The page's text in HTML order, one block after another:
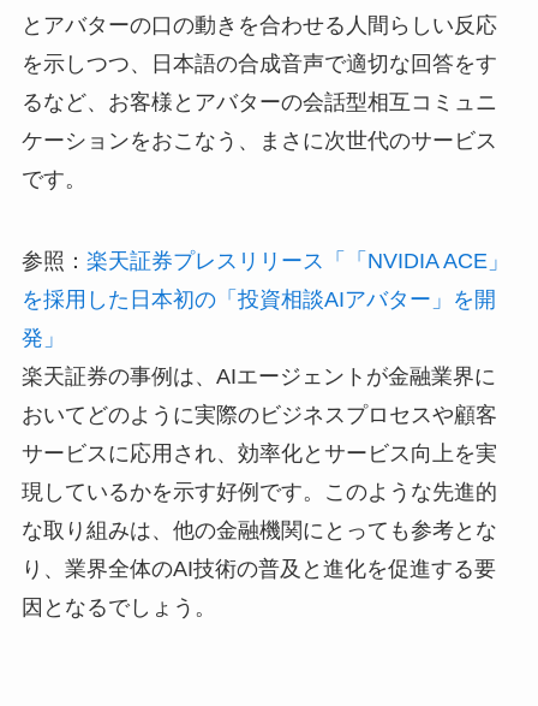
とアバターの口の動きを合わせる人間らしい反応
を示しつつ、日本語の合成音声で適切な回答をす
るなど、お客様とアバターの会話型相互コミュニ
ケーションをおこなう、まさに次世代のサービス
です。
参照： 楽天証券プレスリリース「「NVIDIA ACE」
を採用した日本初の「投資相談AIアバター」を開
発」
楽天証券の事例は、AIエージェントが金融業界に
おいてどのように実際のビジネスプロセスや顧客
サービスに応用され、効率化とサービス向上を実
現しているかを示す好例です。このような先進的
な取り組みは、他の金融機関にとっても参考とな
り、業界全体のAI技術の普及と進化を促進する要
因となるでしょう。